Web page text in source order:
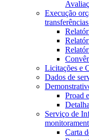
Execução
Licitações e
Dados de
Proad
Serviço de
Carta